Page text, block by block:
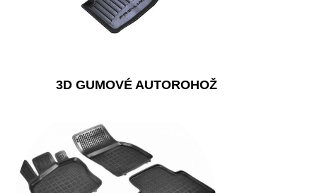
3D GUMOVÉ AUTOROHOŽ